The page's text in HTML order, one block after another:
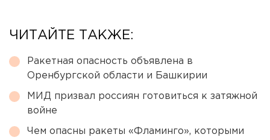
ЧИТАЙТЕ ТАКЖЕ:
Ракетная опасность объявлена в
Оренбургской области и Башкирии
МИД призвал россиян готовиться к затяжной
войне
Чем опасны ракеты «Фламинго», которыми